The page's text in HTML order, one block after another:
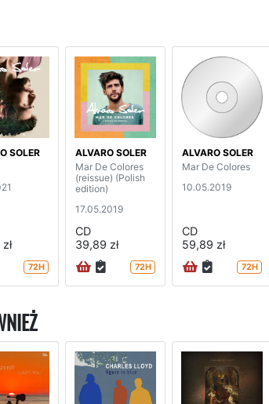
SOLER
72H
ALVARO SOLER
Mar De Colores
(reissue) (Polish
edition)
17.05.2019
CD
39,89 zł
72H
ALVARO SOLER
Mar De Colores
10.05.2019
CD
59,89 zł
72H